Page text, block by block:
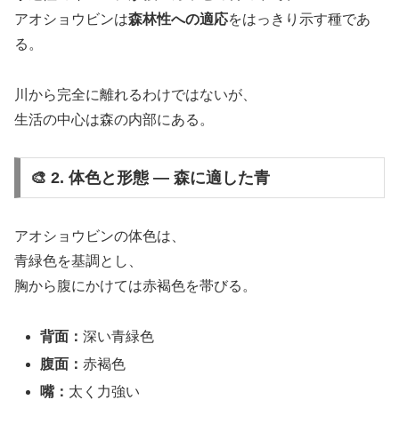
アオショウビンは森林性への適応をはっきり示す種であ
る。
川から完全に離れるわけではないが、
生活の中心は森の内部にある。
🎨 2. 体色と形態 ― 森に適した青
アオショウビンの体色は、
青緑色を基調とし、
胸から腹にかけては赤褐色を帯びる。
背面：深い青緑色
腹面：赤褐色
嘴： 太く力強い